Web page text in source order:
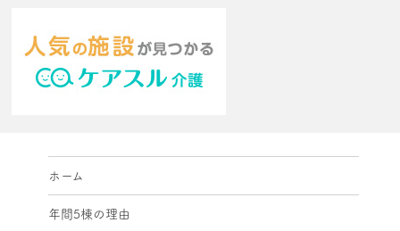
ホーム
年間5棟の理由